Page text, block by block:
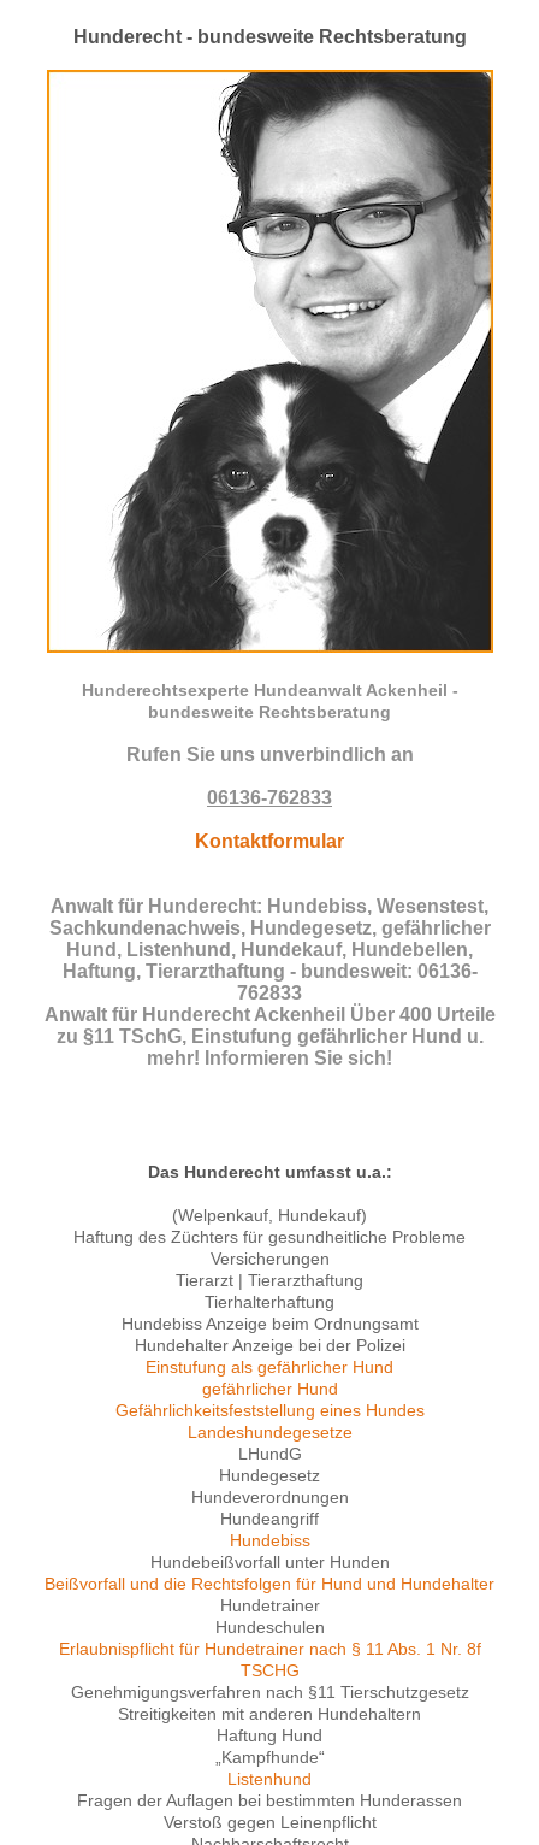
Hunderecht - bundesweite Rechtsberatung
Hunderechtsexperte Hundeanwalt Ackenheil -
bundesweite Rechtsberatung
Rufen Sie uns unverbindlich an
06136-762833
Kontaktformular
Anwalt für Hunderecht: Hundebiss, Wesenstest,
Sachkundenachweis, Hundegesetz, gefährlicher
Hund, Listenhund, Hundekauf, Hundebellen,
Haftung, Tierarzthaftung - bundesweit: 06136-
762833
Anwalt für Hunderecht Ackenheil Über 400 Urteile
zu §11 TSchG, Einstufung gefährlicher Hund u.
mehr! Informieren Sie sich!
Das Hunderecht umfasst u.a.:
(Welpenkauf, Hundekauf)
Haftung des Züchters für gesundheitliche Probleme
Versicherungen
Tierarzt | Tierarzthaftung
Tierhalterhaftung
Hundebiss Anzeige beim Ordnungsamt
Hundehalter Anzeige bei der Polizei
Einstufung als gefährlicher Hund
gefährlicher Hund
Gefährlichkeitsfeststellung eines Hundes
Landeshundegesetze
LHundG
Hundegesetz
Hundeverordnungen
Hundeangriff
Hundebiss
Hundebeißvorfall unter Hunden
Beißvorfall und die Rechtsfolgen für Hund und Hundehalter
Hundetrainer
Hundeschulen
Erlaubnispflicht für Hundetrainer nach § 11 Abs. 1 Nr. 8f
TSCHG
Genehmigungsverfahren nach §11 Tierschutzgesetz
Streitigkeiten mit anderen Hundehaltern
Haftung Hund
„Kampfhunde“
Listenhund
Fragen der Auflagen bei bestimmten Hunderassen
Verstoß gegen Leinenpflicht